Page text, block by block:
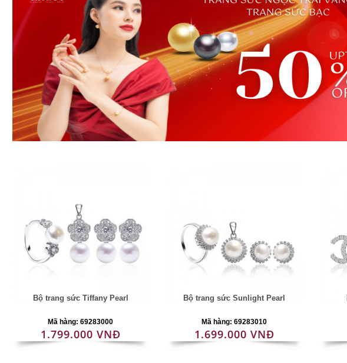
Bộ trang sức Tiffany Pearl
Mã hàng: 69283000
1.799.000 VNĐ
Bộ trang sức Sunlight Pearl
Mã hàng: 69283010
1.699.000 VNĐ